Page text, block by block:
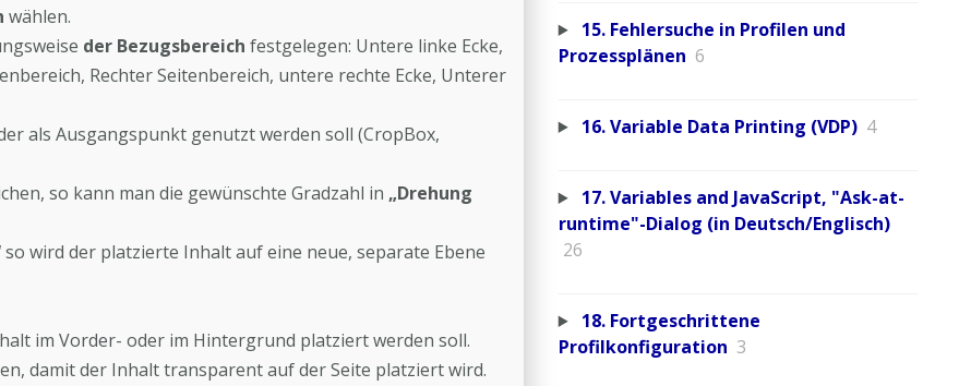
wählen.
der Bezugsbereich festgelegen: Untere linke Ecke,
Rechter Seitenbereich, untere rechte Ecke, Unterer
als Ausgangspunkt genutzt werden soll (CropBox,
so kann man die gewünschte Gradzahl in „Drehung
so wird der platzierte Inhalt auf eine neue, separate Ebene
im Vorder- oder im Hintergrund platziert werden soll.
damit der Inhalt transparent auf der Seite platziert wird.
15. Fehlersuche in Profilen und
Prozessplänen 6
16. Variable Data Printing (VDP) 4
17. Variables and JavaScript, "Ask-at-
runtime"-Dialog (in Deutsch/Englisch)
26
18. Fortgeschrittene
Profilkonfiguration 3